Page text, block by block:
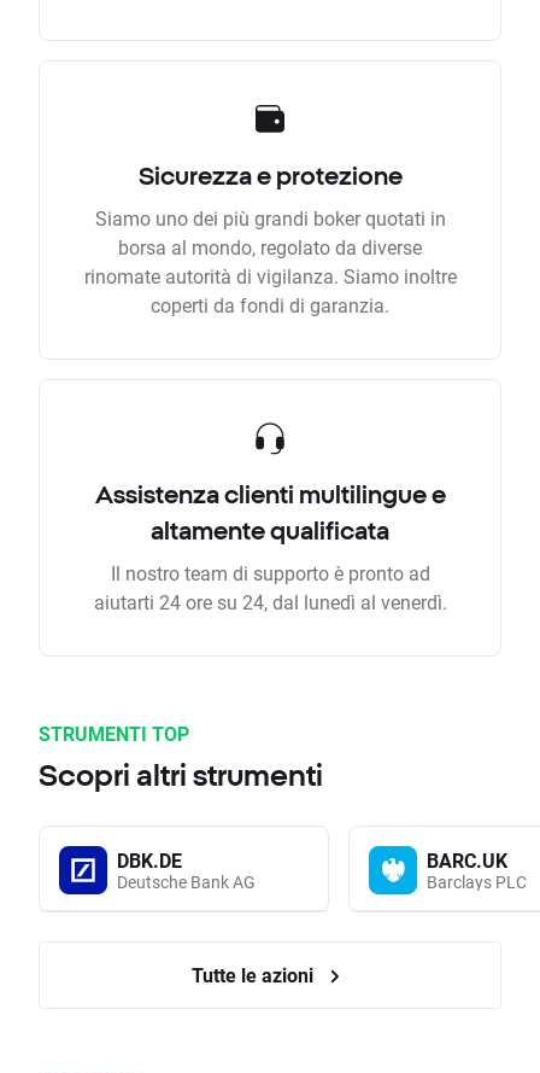
Sicurezza e protezione
Siamo uno dei più grandi boker quotati in
borsa al mondo, regolato da diverse
rinomate autorità di vigilanza. Siamo inoltre
coperti da fondi di garanzia.
Assistenza clienti multilingue e
altamente qualificata
Il nostro team di supporto è pronto ad
aiutarti 24 ore su 24, dal lunedì al venerdì.
STRUMENTI TOP
Scopri altri strumenti
DBK.DE
Deutsche Bank AG
BARC.UK
Barclays PLC
Tutte le azioni